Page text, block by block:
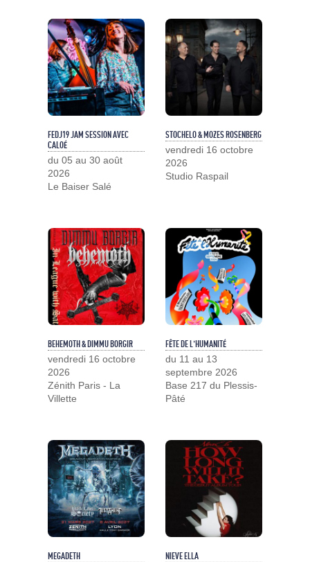
FEDJ19 JAM SESSION AVEC
CALOÉ
du 05 au 30 août
2026
Le Baiser Salé
STOCHELO & MOZES ROSENBERG
vendredi 16 octobre
2026
Studio Raspail
BEHEMOTH & DIMMU BORGIR
vendredi 16 octobre
2026
Zénith Paris - La
Villette
FÊTE DE L'HUMANITÉ
du 11 au 13
septembre 2026
Base 217 du Plessis-
Pâté
MEGADETH
NIEVE ELLA